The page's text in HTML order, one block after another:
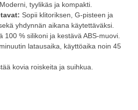
Moderni, tyylikäs ja kompakti.
Sopii klitoriksen, G-pisteen ja
yhdynnän aikana käytettäväksi.
100 % silikoni ja kestävä ABS-muovi.
latausaika, käyttöaika noin 45
kovia roiskeita ja suihkua.